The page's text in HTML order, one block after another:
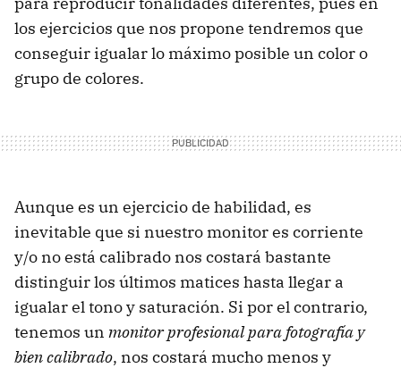
los ejercicios que nos propone tendremos que
conseguir igualar lo máximo posible un color o
grupo de colores.
Aunque es un ejercicio de habilidad, es
inevitable que si nuestro monitor es corriente
y/o no está calibrado nos costará bastante
distinguir los últimos matices hasta llegar a
igualar el tono y saturación. Si por el contrario,
tenemos un monitor profesional para fotografía y
bien calibrado, nos costará mucho menos y